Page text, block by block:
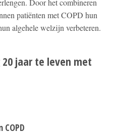
Door het combineren
patiënten met COPD hun
algehele welzijn verbeteren.
jaar te leven met